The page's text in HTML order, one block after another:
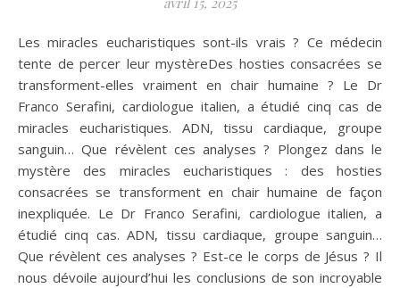
Les miracles eucharistiques sont-ils vrais ? Ce médecin
tente de percer leur mystèreDes hosties consacrées se
transforment-elles vraiment en chair humaine ? Le Dr
Franco Serafini, cardiologue italien, a étudié cinq cas de
miracles eucharistiques. ADN, tissu cardiaque, groupe
sanguin… Que révèlent ces analyses ? Plongez dans le
mystère des miracles eucharistiques : des hosties
consacrées se transforment en chair humaine de façon
inexpliquée. Le Dr Franco Serafini, cardiologue italien, a
étudié cinq cas. ADN, tissu cardiaque, groupe sanguin…
Que révèlent ces analyses ? Est-ce le corps de Jésus ? Il
nous dévoile aujourd’hui les conclusions de son incroyable